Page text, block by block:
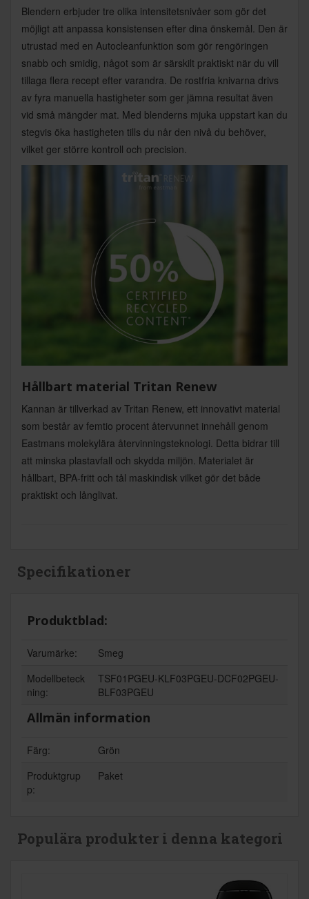
Blendern erbjuder tre olika intensitetsnivåer som gör det
möjligt att anpassa konsistensen efter dina önskemål. Den är
utrustad med en Autocleanfunktion som gör rengöringen
snabb och smidig, något som är särskilt praktiskt när du vill
tillaga flera recept efter varandra. De rostfria knivarna drivs
av fyra manuella hastigheter som ger jämna resultat även
vid små mängder mat. Med blenderns mjuka uppstart kan du
stegvis öka hastigheten tills du når den nivå du behöver,
vilket ger större kontroll och precision.
Hållbart material Tritan Renew
Kannan är tillverkad av Tritan Renew, ett innovativt material
som består av femtio procent återvunnet innehåll genom
Eastmans molekylära återvinningsteknologi. Detta bidrar till
att minska plastavfall och skydda miljön. Materialet är
hållbart, BPA-fritt och tål maskindisk vilket gör det både
praktiskt och långlivat.
Specifikationer
Produktblad:
Varumärke:
Smeg
Modellbeteck
ning:
TSF01PGEU-KLF03PGEU-DCF02PGEU-
BLF03PGEU
Allmän information
Färg:
Grön
Produktgrup
p:
Paket
Populära produkter i denna kategori